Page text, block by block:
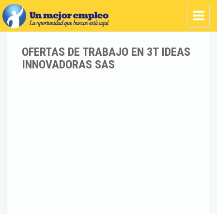
OFERTAS DE TRABAJO EN 3T IDEAS
INNOVADORAS SAS